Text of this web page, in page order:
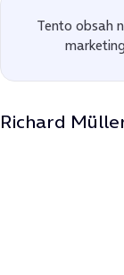
Tento obsah
Richard